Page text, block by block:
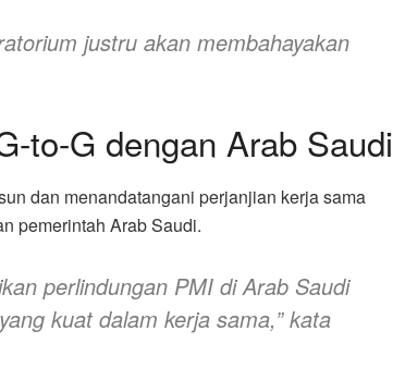
justru akan membahayakan
to-G dengan Arab Saudi
dan menandatangani perjanjian kerja sama
pemerintah Arab Saudi.
perlindungan PMI di Arab Saudi
kuat dalam kerja sama,”kata